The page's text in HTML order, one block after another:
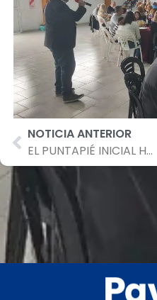
NOTICIA ANTERIOR
EL PUNTAPIÉ INICIAL HACIA LA HUERTA COMUNITARIA LOCAL